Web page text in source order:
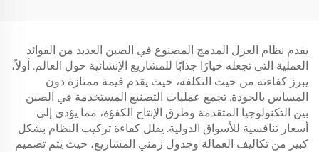
يقدم نظام العزل المدمج المصنوع في الصين العديد من الفوائد
العملية التي تجعله خيارًا جذابًا للمشاريع الإنشائية حول العالم. أولاً،
يبرز كفاءته من حيث التكلفة، حيث يقدم قيمة ممتازة دون
المساس بالجودة. تجمع عمليات التصنيع المستخدمة في الصين
بين التكنولوجيا المتقدمة وطرق الإنتاج الكفؤة، مما يؤدي إلى
أسعار تنافسية للأسواق الدولية. يقلل كفاءة تركيب النظام بشكل
كبير من تكاليف العمالة وجدول زمني المشاريع، حيث يتم تصميم